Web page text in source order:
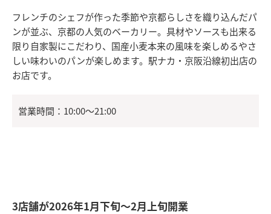
フレンチのシェフが作った季節や京都らしさを織り込んだパ
ンが並ぶ、京都の人気のベーカリー。具材やソースも出来る
限り自家製にこだわり、国産小麦本来の風味を楽しめるやさ
しい味わいのパンが楽しめます。駅ナカ・京阪沿線初出店の
お店です。
営業時間：10:00～21:00
3店舗が2026年1月下旬～2月上旬開業